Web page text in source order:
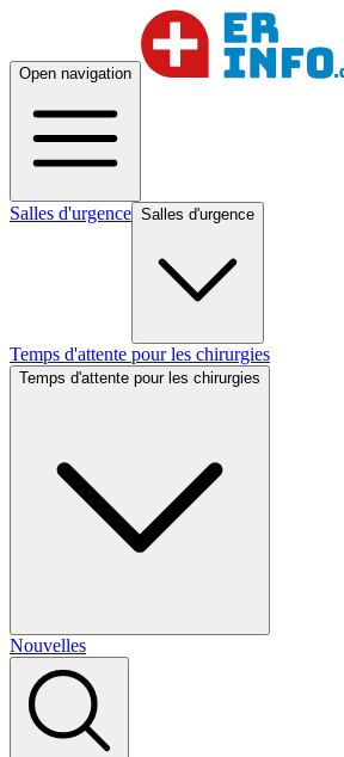
Open navigation
Salles d'urgence Salles d'urgence
Temps d'attente pour les chirurgies
Temps d'attente pour les chirurgies
Nouvelles